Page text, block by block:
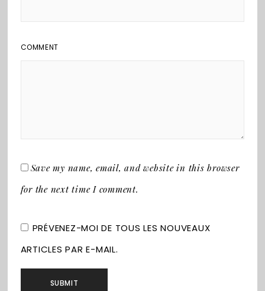
COMMENT
Save my name, email, and website in this browser
for the next time I comment.
PRÉVENEZ-MOI DE TOUS LES NOUVEAUX
ARTICLES PAR E-MAIL.